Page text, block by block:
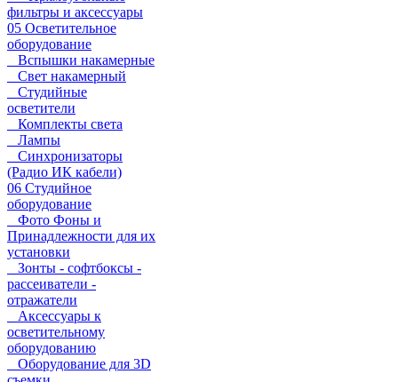
фильтры и аксессуары
05 Осветительное
оборудование
Вспышки накамерные
Свет накамерный
Студийные
осветители
Комплекты света
Лампы
Синхронизаторы
(Радио ИК кабели)
06 Студийное
оборудование
Фото Фоны и
Принадлежности для их
установки
Зонты - софтбоксы -
рассеиватели -
отражатели
Аксессуары к
осветительному
оборудованию
Оборудование для 3D